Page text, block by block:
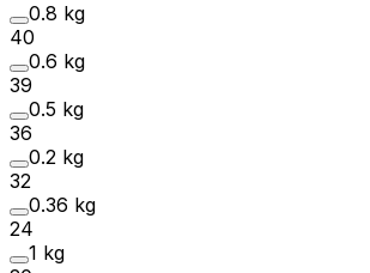
0.8 kg
40
0.6 kg
39
0.5 kg
36
0.2 kg
32
0.36 kg
24
1 kg